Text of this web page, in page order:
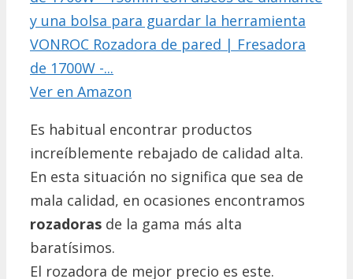
VONROC Rozadora de pared | Fresadora
de 1700W -...
Ver en Amazon
Es habitual encontrar productos
increíblemente rebajado de calidad alta.
En esta situación no significa que sea de
mala calidad, en ocasiones encontramos
rozadoras de la gama más alta
baratísimos.
El rozadora de mejor precio es este.